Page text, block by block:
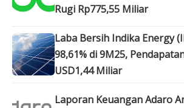
Rugi Rp775,55 Miliar
Laba Bersih Indika Energy
98,61% di 9M25,
USD1,44 Miliar
Laporan Keuangan Adaro